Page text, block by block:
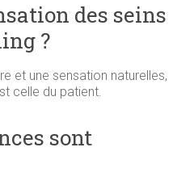
des seins
?
et une sensation naturelles,
celle du patient.
sont